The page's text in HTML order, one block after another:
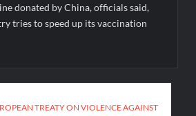
donated by China, officials said,
tries to speed up its vaccination
TREATY ON VIOLENCE AGAINST